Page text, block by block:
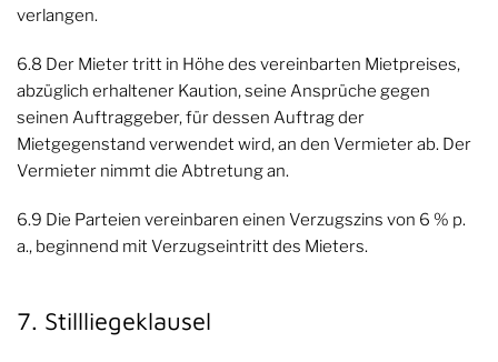
verlangen.
6.8 Der Mieter tritt in Höhe des vereinbarten Mietpreises,
abzüglich erhaltener Kaution, seine Ansprüche gegen
seinen Auftraggeber, für dessen Auftrag der
Mietgegenstand verwendet wird, an den Vermieter ab. Der
Vermieter nimmt die Abtretung an.
6.9 Die Parteien vereinbaren einen Verzugszins von 6 % p.
a., beginnend mit Verzugseintritt des Mieters.
7. Stillliegeklausel